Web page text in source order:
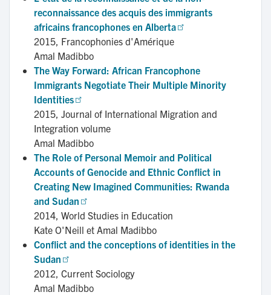
reconnaissance des acquis des immigrants
africains francophones en Alberta
2015, Francophonies d'Amérique
Amal Madibbo
The Way Forward: African Francophone
Immigrants Negotiate Their Multiple Minority
Identities
2015, Journal of International Migration and
Integration volume
Amal Madibbo
The Role of Personal Memoir and Political
Accounts of Genocide and Ethnic Conflict in
Creating New Imagined Communities: Rwanda
and Sudan
2014, World Studies in Education
Kate O'Neill et Amal Madibbo
Conflict and the conceptions of identities in the
Sudan
2012, Current Sociology
Amal Madibbo